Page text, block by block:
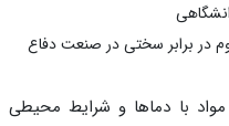
در برابر سختی در صنعت دفاع
با دماها و شرایط محیطی